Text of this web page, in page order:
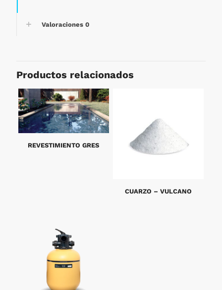
Valoraciones 0
Productos relacionados
REVESTIMIENTO GRES
CUARZO – VULCANO